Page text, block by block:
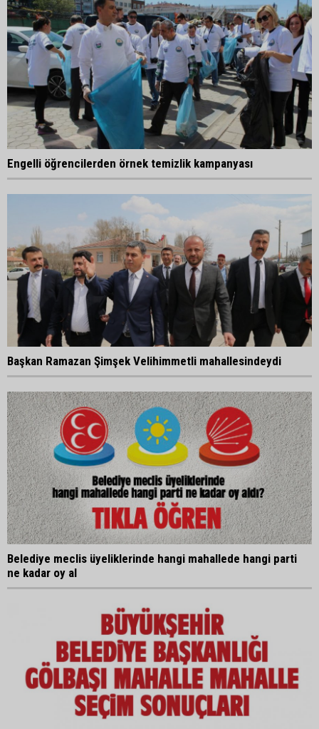
Engelli öğrencilerden örnek temizlik kampanyası
Başkan Ramazan Şimşek Velihimmetli mahallesindeydi
Belediye meclis üyeliklerinde hangi mahallede hangi parti
ne kadar oy al